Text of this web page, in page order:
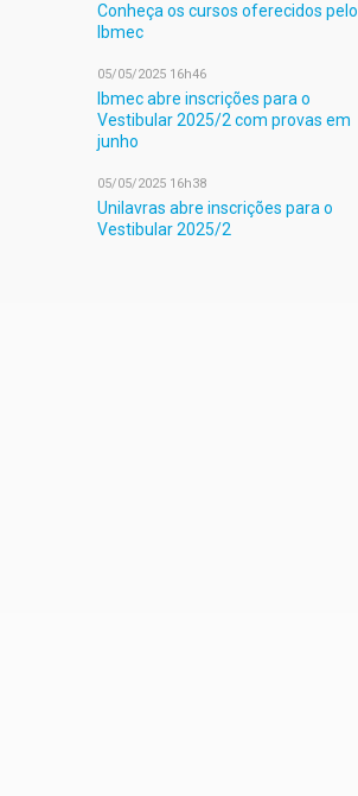
Conheça os cursos oferecidos pelo
Ibmec
05/05/2025 16h46
Ibmec abre inscrições para o
Vestibular 2025/2 com provas em
junho
05/05/2025 16h38
Unilavras abre inscrições para o
Vestibular 2025/2